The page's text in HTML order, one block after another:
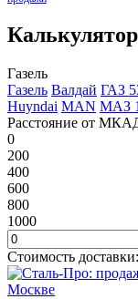
Газель
Газель Валдай ГАЗ
Huyndai MAN МАЗ
Расстояние от
0
200
400
600
800
1000
Стоимость доставки: